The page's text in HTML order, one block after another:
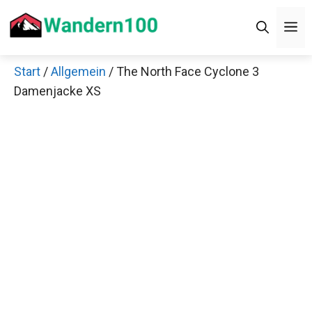
Inhalt
Start /Allgemein / The North Face Cyclone 3
Damenjacke XSDecathlon Sale